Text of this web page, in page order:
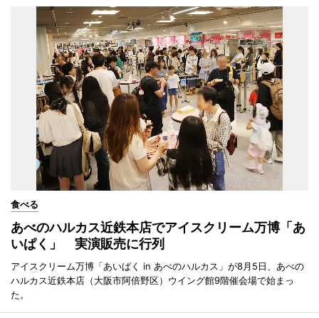
食べる
あべのハルカス近鉄本店でアイスクリーム万博「あ
いぱく」 実演販売に行列
アイスクリーム万博「あいぱく in あべのハルカス」が8月5日、あべの
ハルカス近鉄本店（大阪市阿倍野区）ウイング館9階催会場で始まっ
た。